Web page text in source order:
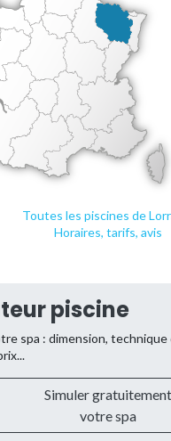
Toutes les piscines de
Horaires, tarifs, avis
piscine
spa : dimension,
Simuler gratuitement
votre spa